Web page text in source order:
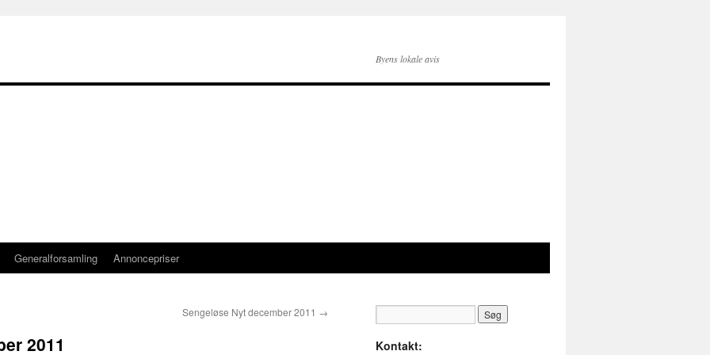
Byens lokale avis
Generalforsamling Annoncepriser
Sengeløse Nyt december 2011 →
2011 Kontakt: